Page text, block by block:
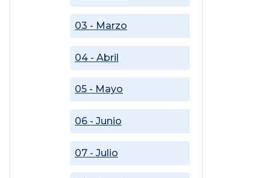
03 - Marzo
04 - Abril
05 - Mayo
06 - Junio
07 - Julio